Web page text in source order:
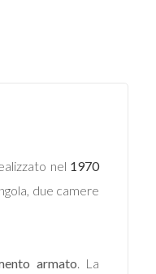
nel 1970
due camere
armato. La